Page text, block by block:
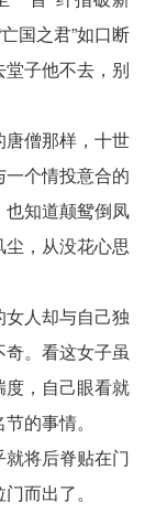
国之君”如口断
子他不去，别
僧那样，十世
个情投意合的
知道颠鸳倒凤
，从没花心思
人却与自己独
。看这女子虽
，自己眼看就
的事情。
将后脊贴在门
而出了。